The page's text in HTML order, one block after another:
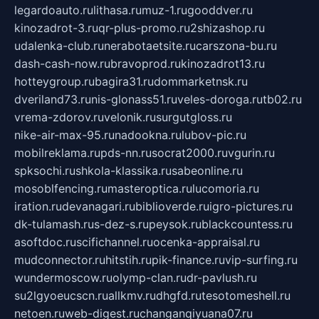
legardoauto.rulithasa.rumuz-1.rugooddver.ru
kinozadrot-3.ruqr-plus-promo.ru2shizashop.ru
udalenka-club.runerabotaetsite.rucarszona-bu.ru
dash-cash-now.rubravoprod.rukinozadrot13.ru
hotteygroup.rubagira31.rudommarketnsk.ru
dveriland73.runis-glonass51.ruveles-doroga.rutb02.ru
vrema-zdorov.ruvelonik.rusurgutgloss.ru
nike-air-max-95.runadookna.rulubov-pic.ru
mobilreklama.rupds-nn.rusocrat2000.ruvgurin.ru
spksochi.rushkola-klassika.rusabeonline.ru
mosoblfencing.rumasteroptica.rulucomoria.ru
iration.rudevanagari.rubiblioverde.ruigro-pictures.ru
dk-tulamash.rus-dez-s.rupeysok.rublackcountess.ru
asoftdoc.ruscifichannel.ruocenka-appraisal.ru
mudconnector.ruhitstih.rupik-finance.ruvip-surfing.ru
wundermoscow.ruolymp-clan.rudr-pavlush.ru
su2lgyoeucscn.ruallkmv.rudhgfd.rutesotomeshell.ru
netoen.ruweb-digest.ruchanganqiyuana07.ru